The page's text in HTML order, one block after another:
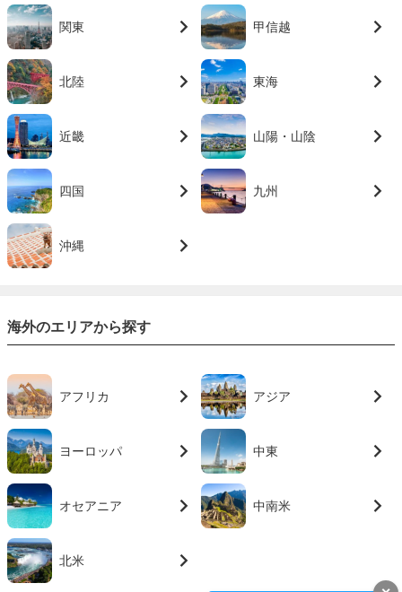
関東 甲信越
北陸 東海
近畿 山陽・山陰
四国 九州
沖縄
海外のエリアから探す
アフリカ アジア
ヨーロッパ 中東
オセアニア 中南米
北米